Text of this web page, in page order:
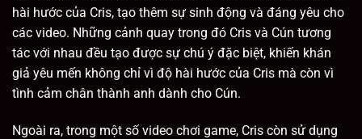
hài hước của Cris, tạo thêm sự sinh động và đáng yêu cho
các video. Những cảnh quay trong đó Cris và Cún tương
tác với nhau đều tạo được sự chú ý đặc biệt, khiến khán
giả yêu mến không chỉ vì độ hài hước của Cris mà còn vì
tình cảm chân thành anh dành cho Cún.
Ngoài ra, trong một số video chơi game, Cris còn sử dụng